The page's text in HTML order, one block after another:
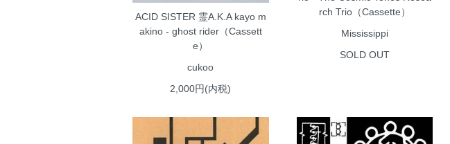
ACID SISTER 霊A.K.A kayo m
akino - ghost rider（Cassett
e）
cukoo
2,000円(内税)
rch Trio（Cassette）
Mississippi
SOLD OUT